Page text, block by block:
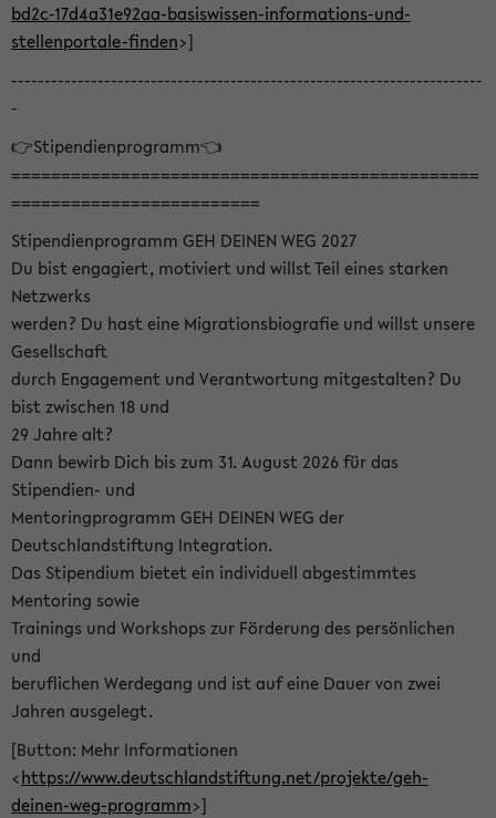
bd2c-17d4a31e92aa-basiswissen-informations-und-
stellenportale-finden>]
-----------------------------------------------------------------------
-
👉Stipendienprogramm👈
===============================================
=========================
Stipendienprogramm GEH DEINEN WEG 2027
Du bist engagiert, motiviert und willst Teil eines starken
Netzwerks
werden? Du hast eine Migrationsbiografie und willst unsere
Gesellschaft
durch Engagement und Verantwortung mitgestalten? Du
bist zwischen 18 und
29 Jahre alt?
Dann bewirb Dich bis zum 31. August 2026 für das
Stipendien- und
Mentoringprogramm GEH DEINEN WEG der
Deutschlandstiftung Integration.
Das Stipendium bietet ein individuell abgestimmtes
Mentoring sowie
Trainings und Workshops zur Förderung des persönlichen
und
beruflichen Werdegang und ist auf eine Dauer von zwei
Jahren ausgelegt.
[Button: Mehr Informationen
<https://www.deutschlandstiftung.net/projekte/geh-
deinen-weg-programm>]